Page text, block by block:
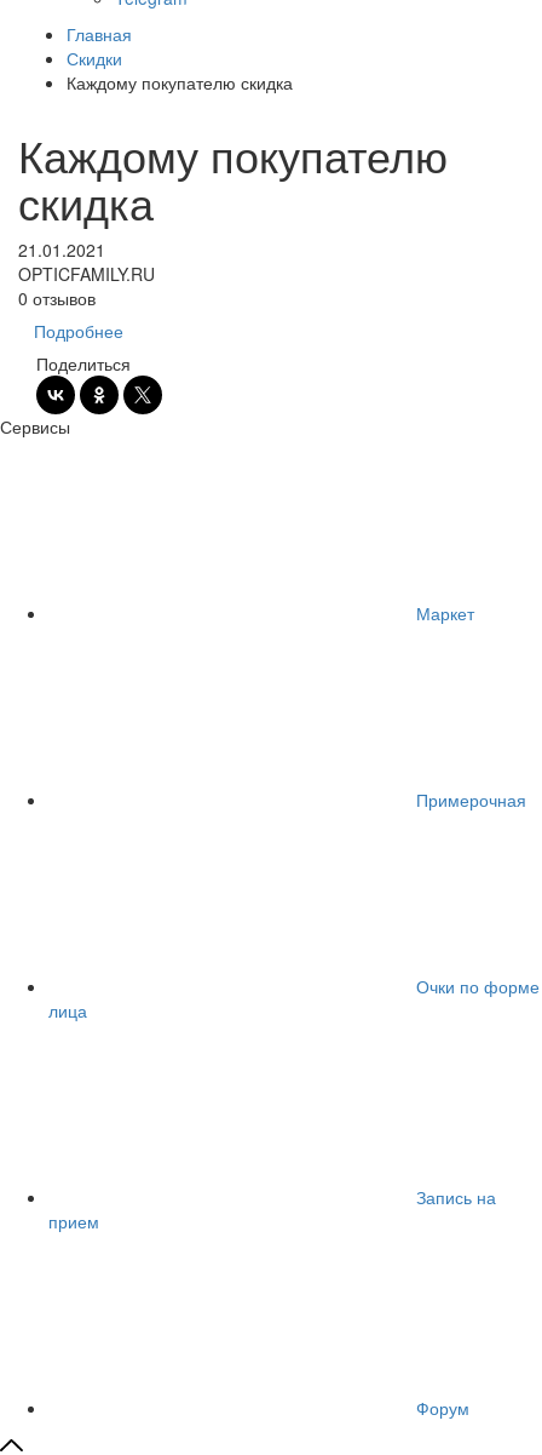
Главная
Скидки
Каждому покупателю скидка
Каждому покупателю
скидка
21.01.2021
OPTICFAMILY.RU
0 отзывов
Подробнее
Поделиться
Сервисы
Маркет
Примерочная
Очки по форме
лица
Запись на
прием
Форум